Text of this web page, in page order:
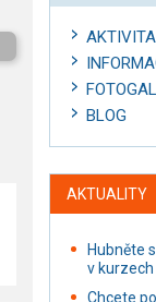
AKTIVITA
BLOG
AKTUALITY
Hubněte
v kurzech
Chcete